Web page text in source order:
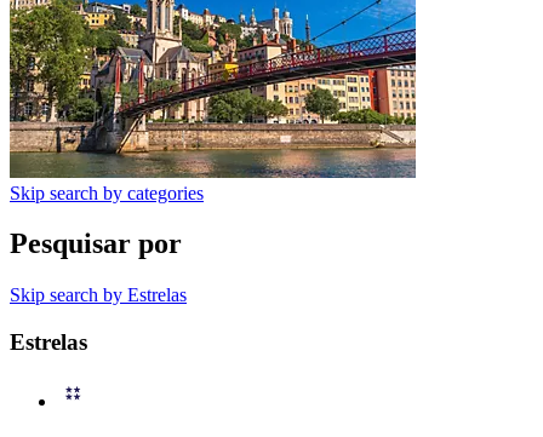
Skip search by categories
Pesquisar por
Skip search by Estrelas
Estrelas